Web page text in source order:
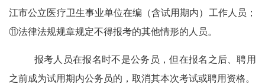
江市公立医疗卫生事业单位在编（含试用期内）工作人员；
⑪法律法规规章规定不得报考的其他情形的人员。
报考人员在报名时不是公务员，但在报名之后、聘用
之前成为试用期内公务员的，取消其本次考试或聘用资格。